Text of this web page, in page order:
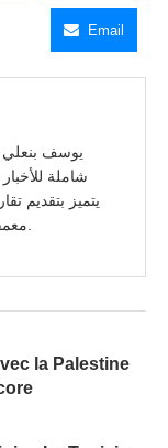
Email
يوسف
شاملة
la Palestine